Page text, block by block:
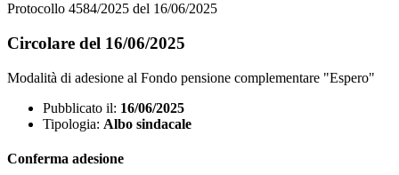
Protocollo 4584/2025 del 16/06/2025
Circolare del 16/06/2025
Modalità di adesione al Fondo pensione complementare "Espero"
Pubblicato il: 16/06/2025
Tipologia: Albo sindacale
Conferma adesione